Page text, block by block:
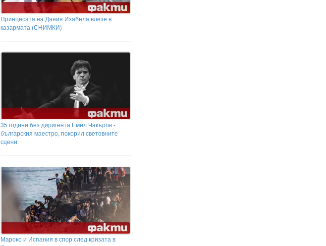
Принцесата на Дания Изабела влезе в
казармата (СНИМКИ)
35 години без диригента Емил Чакъров -
българския маестро, покорил световните
сцени
Мароко и Испания в спор след кризата в